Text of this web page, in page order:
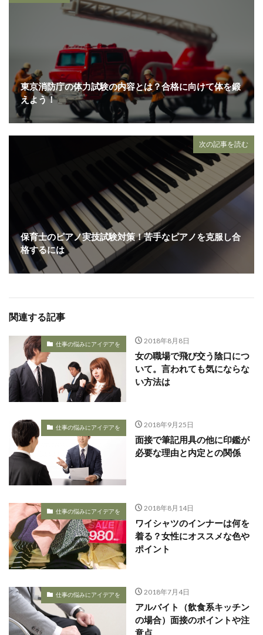
東京消防庁の体力試験の内容とは？合格に向けて体を鍛
えよう！
次の記事を読む
保育士のピアノ実技試験対策！苦手なピアノを克服し合
格するには
関連する記事
仕事の悩みにアイデアを 2018年8月8日
女の職場で飛び交う陰口につ
いて。言われても気にならな
い方法は
仕事の悩みにアイデアを 2018年9月25日
面接で筆記用具の他に印鑑が
必要な理由と内定との関係
仕事の悩みにアイデアを 2018年8月14日
ワイシャツのインナーは何を
着る？女性にオススメな色や
ポイント
仕事の悩みにアイデアを 2018年7月4日
アルバイト（飲食系キッチン
の場合）面接のポイントや注
意点